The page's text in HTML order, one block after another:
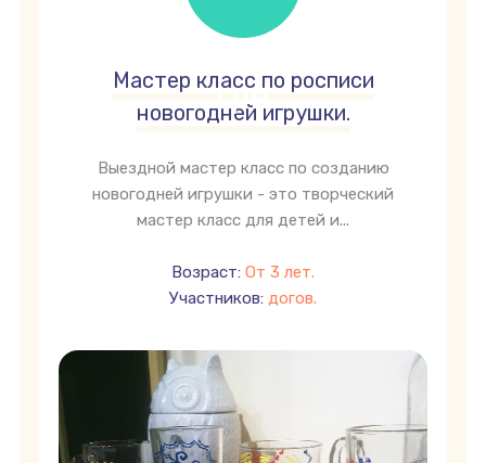
грн
Мастер класс по росписи
новогодней игрушки.
Выездной мастер класс по созданию
новогодней игрушки - это творческий
мастер класс для детей и...
Возраст: От 3 лет.
Участников: догов.